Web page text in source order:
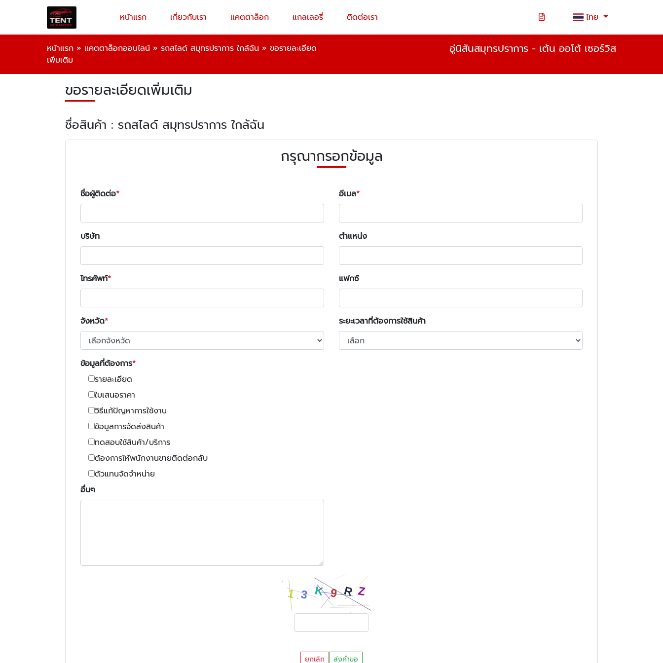
หน้าแรก เกี่ยวกับเรา แคตตาล็อก แกลเลอรี่ ติดต่อเรา ไทย
หน้าแรก » แคตตาล็อกออนไลน์ » รถสไลด์ สมุทรปราการ ใกล้ฉัน » ขอรายละเอียด
เพิ่มเติม
อู่นิสันสมุทรปราการ - เต้น ออโต้ เซอร์วิส
ขอรายละเอียดเพิ่มเติม
ชื่อสินค้า : รถสไลด์ สมุทรปราการ ใกล้ฉัน
กรุณากรอกข้อมูล
ชื่อผู้ติดต่อ อีเมล
บริษัท ตำแหน่ง
โทรศัพท์ แฟกซ์
จังหวัด ระยะเวลาที่ต้องการใช้สินค้า
ข้อมูลที่ต้องการ
รายละเอียด
ใบเสนอราคา
วิธีแก้ปัญหาการใช้งาน
ข้อมูลการจัดส่งสินค้า
ทดสอบใช้สินค้า/บริการ
ต้องการให้พนักงานขายติดต่อกลับ
ตัวแทนจัดจำหน่าย
อื่นๆ
ยกเลิก ส่งคำขอ